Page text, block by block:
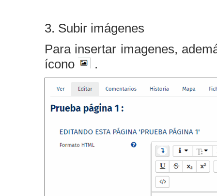
3. Subir imágenes
Para insertar imagenes,
ícono
.